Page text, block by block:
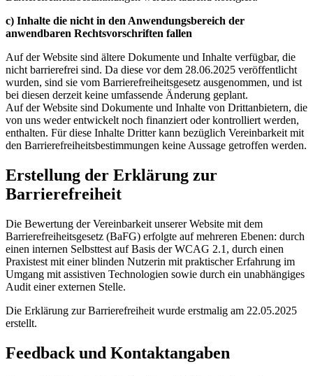
c) Inhalte die nicht in den Anwendungsbereich der
anwendbaren Rechtsvorschriften fallen
Auf der Website sind ältere Dokumente und Inhalte verfügbar, die
nicht barrierefrei sind. Da diese vor dem 28.06.2025 veröffentlicht
wurden, sind sie vom Barrierefreiheitsgesetz ausgenommen, und ist
bei diesen derzeit keine umfassende Änderung geplant.
Auf der Website sind Dokumente und Inhalte von Drittanbietern, die
von uns weder entwickelt noch finanziert oder kontrolliert werden,
enthalten. Für diese Inhalte Dritter kann bezüglich Vereinbarkeit mit
den Barrierefreiheitsbestimmungen keine Aussage getroffen werden.
Erstellung der Erklärung zur
Barrierefreiheit
Die Bewertung der Vereinbarkeit unserer Website mit dem
Barrierefreiheitsgesetz (BaFG) erfolgte auf mehreren Ebenen: durch
einen internen Selbsttest auf Basis der WCAG 2.1, durch einen
Praxistest mit einer blinden Nutzerin mit praktischer Erfahrung im
Umgang mit assistiven Technologien sowie durch ein unabhängiges
Audit einer externen Stelle.
Die Erklärung zur Barrierefreiheit wurde erstmalig am 22.05.2025
erstellt.
Feedback und Kontaktangaben